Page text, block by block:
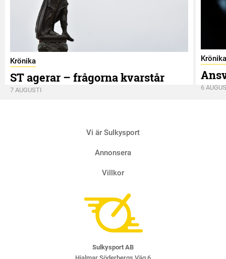
Krönika
ST agerar – frågorna kvarstår
7 AUGUSTI
Krönika
6
Vi är Sulkysport
Annonsera
Villkor
Sulkysport AB